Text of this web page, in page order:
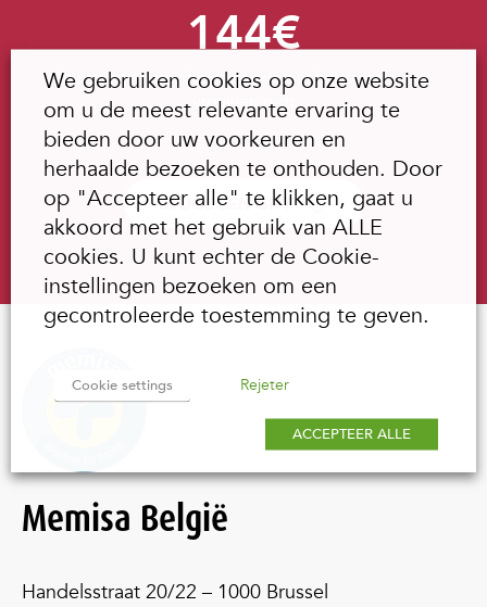
144€
Transport en een keizersnede die het leven van 3
vrouwen redt
IK DOE EEN GIFT
Memisa België
Handelsstraat 20/22 – 1000 Brussel
We gebruiken cookies op onze website
om u de meest relevante ervaring te
bieden door uw voorkeuren en
herhaalde bezoeken te onthouden. Door
op "Accepteer alle" te klikken, gaat u
akkoord met het gebruik van ALLE
cookies. U kunt echter de Cookie-
instellingen bezoeken om een
gecontroleerde toestemming te geven.
Cookie settings Rejeter
ACCEPTEER ALLE